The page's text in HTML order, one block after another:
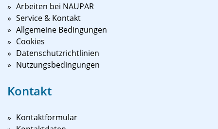
Arbeiten bei NAUPAR
Service & Kontakt
Allgemeine Bedingungen
Cookies
Datenschutzrichtlinien
Nutzungsbedingungen
Kontakt
Kontaktformular